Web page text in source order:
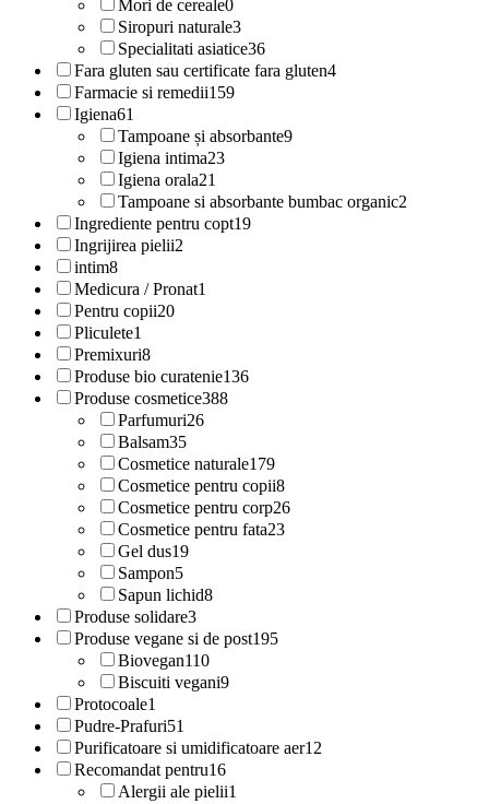
Mori de cereale0
Siropuri naturale3
Specialitati asiatice36
Fara gluten sau certificate fara gluten4
Farmacie si remedii159
Igiena61
Tampoane și absorbante9
Igiena intima23
Igiena orala21
Tampoane si absorbante bumbac organic2
Ingrediente pentru copt19
Ingrijirea pielii2
intim8
Medicura / Pronat1
Pentru copii20
Pliculete1
Premixuri8
Produse bio curatenie136
Produse cosmetice388
Parfumuri26
Balsam35
Cosmetice naturale179
Cosmetice pentru copii8
Cosmetice pentru corp26
Cosmetice pentru fata23
Gel dus19
Sampon5
Sapun lichid8
Produse solidare3
Produse vegane si de post195
Biovegan110
Biscuiti vegani9
Protocoale1
Pudre-Prafuri51
Purificatoare si umidificatoare aer12
Recomandat pentru16
Alergii ale pielii1